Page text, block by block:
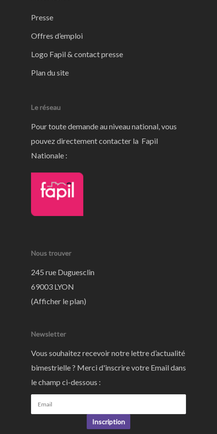
Presse
Offres d’emploi
Logo Fapil & contact presse
Plan du site
Le réseau
Pour toute demande au niveau national, vous
pouvez directement contacter la Fapil
Nationale :
Nous trouver
245 rue Duguesclin
69003 LYON
(Afficher le plan)
Newsletter
Vous souhaitez recevoir notre lettre d’actualité
bimestrielle ? Merci d'inscrire votre Email dans
le champ ci-dessous :
Inscription